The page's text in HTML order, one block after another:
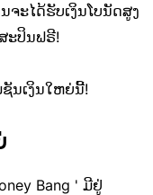
ຈະໄດ້ຮັບເງິນໂບນັດສູງ
ະປິນຟຣີ!
ນເງິນໃຫຍ່ນີ້!
Bang ' ມີຢູ່